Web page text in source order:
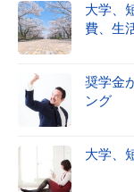
大学、
費、生
奨学金
ング
大学、